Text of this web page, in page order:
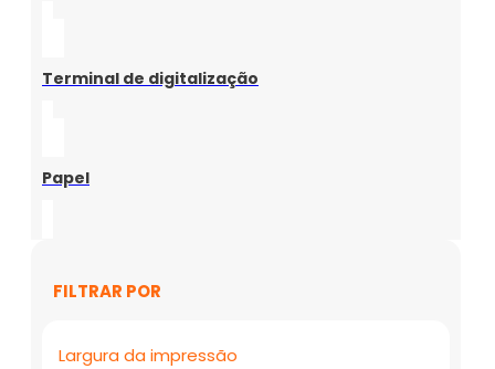
Terminal de digitalização
Papel
FILTRAR POR
Largura da impressão